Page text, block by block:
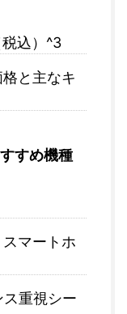
込）^3
と主なキ
すめ機種
マートホ
重視シー